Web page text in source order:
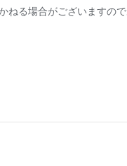
る場合がございますの